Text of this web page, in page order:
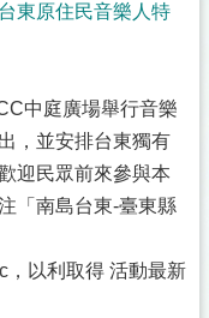
東原住民音樂人特
中庭廣場舉行音樂
，並安排台東獨有
迎民眾前來參與本
「南島台東-臺東縣
，以利取得 活動最新